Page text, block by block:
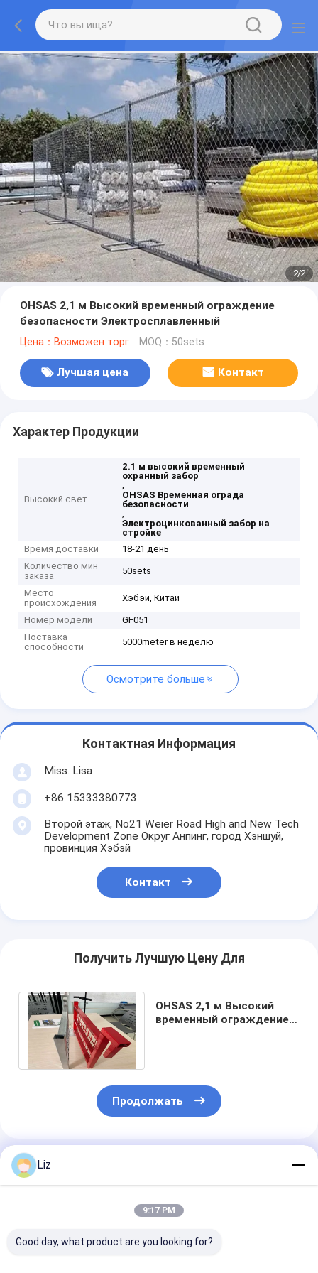
2/2
OHSAS 2,1 м Высокий временный ограждение
безопасности Электросплавленный
Цена：Возможен торг MOQ：50sets
Лучшая цена Контакт
Характер Продукции
Высокий свет
2.1 м высокий временный
охранный забор
,
OHSAS Временная ограда
безопасности
,
Электроцинкованный забор на
стройке
Время доставки
18-21 день
Количество мин
заказа
50sets
Место
происхождения
Хэбэй, Китай
Номер модели
GF051
Поставка
способности
5000meter в неделю
Осмотрите больше
Контактная Информация
Miss. Lisa
+86 15333380773
Второй этаж, No21 Weier Road High and New Tech
Development Zone Округ Анпинг, город Хэншуй,
провинция Хэбэй
Контакт
Получить Лучшую Цену Для
OHSAS 2,1 м Высокий
временный ограждение
Продолжать
Порекомендованные Продукты
Liz
9:17 PM
Good day, what product are you looking for?